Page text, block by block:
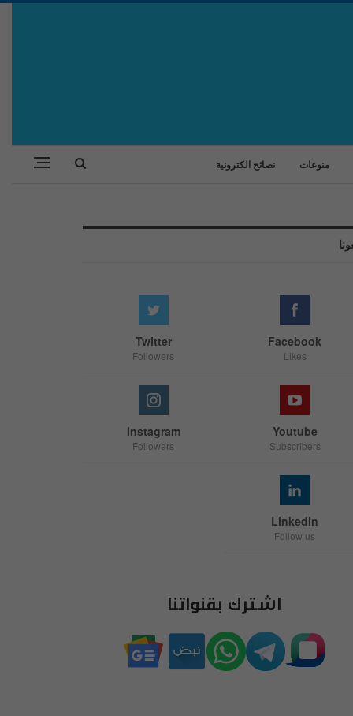
منوعات نصائح الكترونية
Facebook
Likes
Twitter
Followers
Youtube
Subscribers
Instagram
Followers
Linkedin
Follow us
اشترك بقنواتنا